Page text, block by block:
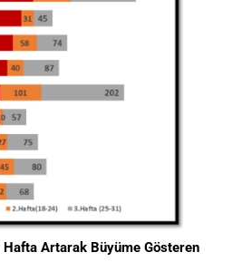
Artarak Büyüme Gösteren